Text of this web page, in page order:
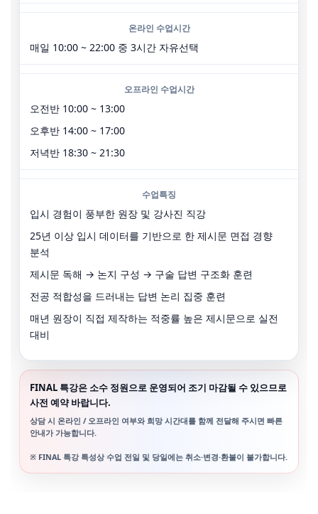
온라인 수업시간
매일 10:00 ~ 22:00 중 3시간 자유선택
오프라인 수업시간
오전반 10:00 ~ 13:00
오후반 14:00 ~ 17:00
저녁반 18:30 ~ 21:30
수업특징
입시 경험이 풍부한 원장 및 강사진 직강
25년 이상 입시 데이터를 기반으로 한 제시문 면접 경향
분석
제시문 독해 → 논지 구성 → 구술 답변 구조화 훈련
전공 적합성을 드러내는 답변 논리 집중 훈련
매년 원장이 직접 제작하는 적중률 높은 제시문으로 실전
대비
FINAL 특강은 소수 정원으로 운영되어 조기 마감될 수 있으므로
사전 예약 바랍니다.
상담 시 온라인 / 오프라인 여부와희망 시간대를 함께 전달해 주시면 빠른
안내가 가능합니다.
※ FINAL 특강 특성상 수업 전일 및 당일에는 취소·변경·환불이 불가합니다.